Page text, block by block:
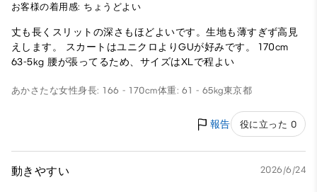
お客様の着用感: ちょうどよい
丈も長くスリットの深さもほどよいです。生地も薄すぎず高見
えします。 スカートはユニクロよりGUが好みです。 170cm
63-5kg 腰が張ってるため、サイズはXLで程よい
あかさたな女性身長: 166 - 170cm体重: 61 - 65kg東京都
報告 役に立った 0
動きやすい 2026/6/24